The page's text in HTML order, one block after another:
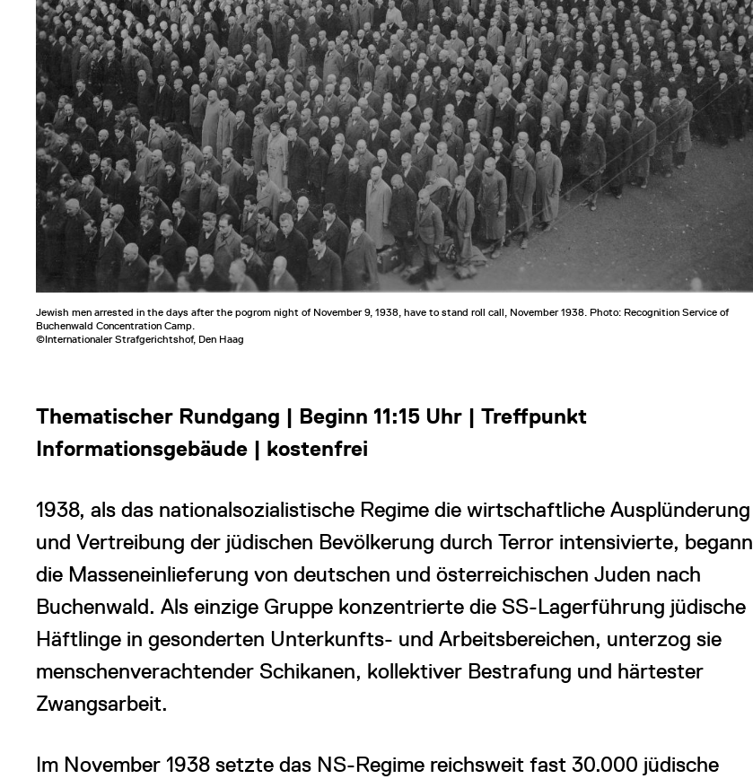
Jewish men arrested in the days after the pogrom night of November 9, 1938, have to stand roll call, November 1938. Photo: Recognition Service of
Buchenwald Concentration Camp.
©Internationaler Strafgerichtshof, Den Haag
Thematischer Rundgang | Beginn 11:15 Uhr | Treffpunkt
Informationsgebäude | kostenfrei
1938, als das nationalsozialistische Regime die wirtschaftliche Ausplünderung
und Vertreibung der jüdischen Bevölkerung durch Terror intensivierte, begann
die Masseneinlieferung von deutschen und österreichischen Juden nach
Buchenwald. Als einzige Gruppe konzentrierte die SS-Lagerführung jüdische
Häftlinge in gesonderten Unterkunfts- und Arbeitsbereichen, unterzog sie
menschenverachtender Schikanen, kollektiver Bestrafung und härtester
Zwangsarbeit.
Im November 1938 setzte das NS-Regime reichsweit fast 30.000 jüdische